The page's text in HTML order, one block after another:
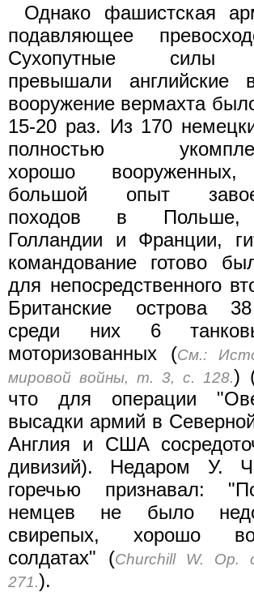
Однако фашистская
подавляющее
Сухопутные силы
превышали английские
вооружение вермахта
15-20 раз. Из 170
полностью
хорошо
большой опыт
походов в Польше,
Голландии и Франции,
командование готово
для непосредственного
Британские острова
среди них 6
моторизованных (См.:
мировой войны, т. 3, с. 128.)
что для операции
высадки армий в
Англия и США
дивизий). Недаром У.
горечью признавал:
немцев не было
свирепых, хорошо
солдатах" (Churchill W. Op.
271.).